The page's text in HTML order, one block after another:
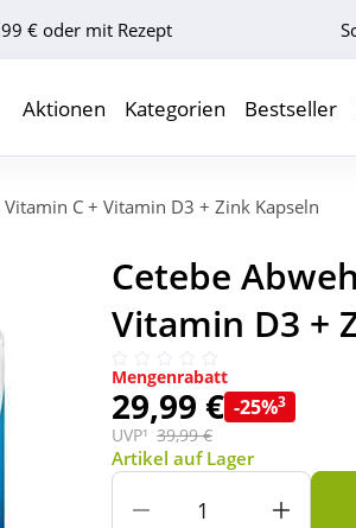
€ oder mit Rezept
Aktionen Kategorien Bestseller
C + Vitamin D3 + Zink Kapseln
Cetebe
Vitamin D3 +
Mengenrabatt
29,99 € -25%3
UVP¹ 39,99 €
Artikel auf Lager